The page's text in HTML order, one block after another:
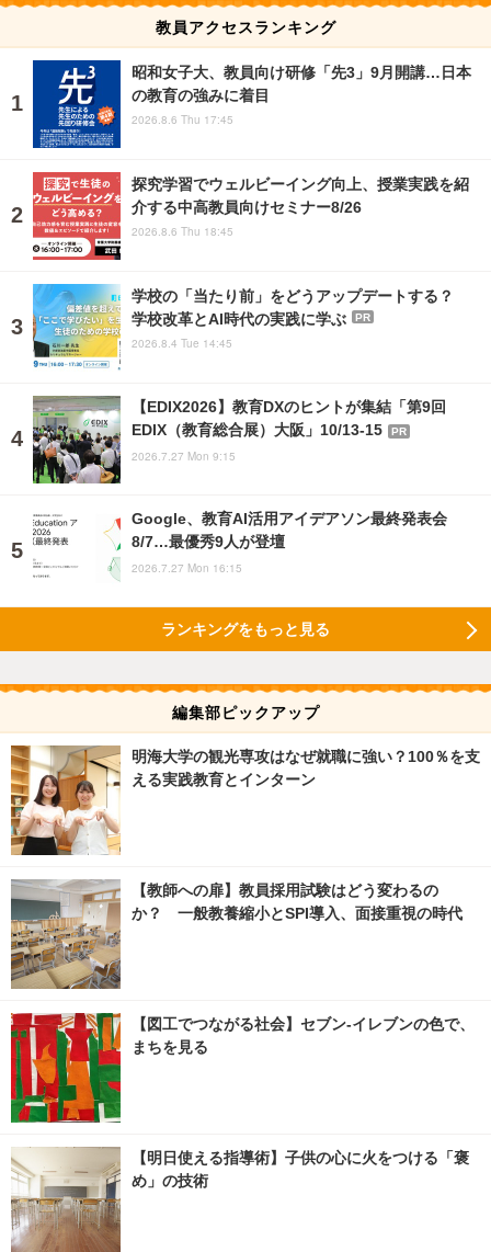
教員アクセスランキング
昭和女子大、教員向け研修「先3」9月開講…日本
の教育の強みに着目
2026.8.6 Thu 17:45
探究学習でウェルビーイング向上、授業実践を紹
介する中高教員向けセミナー8/26
2026.8.6 Thu 18:45
学校の「当たり前」をどうアップデートする？
学校改革とAI時代の実践に学ぶ
PR
2026.8.4 Tue 14:45
【EDIX2026】教育DXのヒントが集結「第9回
EDIX（教育総合展）大阪」10/13-15
PR
2026.7.27 Mon 9:15
Google、教育AI活用アイデアソン最終発表会
8/7…最優秀9人が登壇
2026.7.27 Mon 16:15
ランキングをもっと見る
編集部ピックアップ
明海大学の観光専攻はなぜ就職に強い？100％を支
える実践教育とインターン
【教師への扉】教員採用試験はどう変わるの
か？ 一般教養縮小とSPI導入、面接重視の時代
【図工でつながる社会】セブン‐イレブンの色で、
まちを見る
【明日使える指導術】子供の心に火をつける「褒
め」の技術